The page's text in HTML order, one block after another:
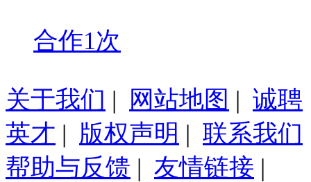
合作1次
关于我们 | 网站地图 | 诚聘
英才 | 版权声明 | 联系我们
帮助与反馈 | 友情链接 |